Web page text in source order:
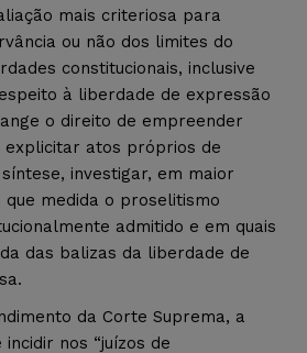
mais criteriosa para
ou não dos limites do
constitucionais, inclusive
à liberdade de expressão
o direito de empreender
explicitar atos próprios de
investigar, em maior
que medida o proselitismo
admitido e em quais
das balizas da liberdade de
da Corte Suprema, a
nos “juízos de